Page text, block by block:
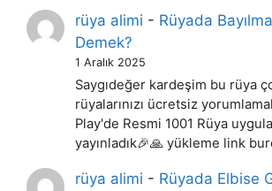
rüya alimi - Rüyada
Demek?
1 Aralık 2025
Saygıdeğer kardeşim bu rüya
rüyalarınızı ücretsiz
Play'de Resmi 1001 Rüya
yayınladık🎉🙏 yükleme link
rüya alimi - Rüyada Elbise